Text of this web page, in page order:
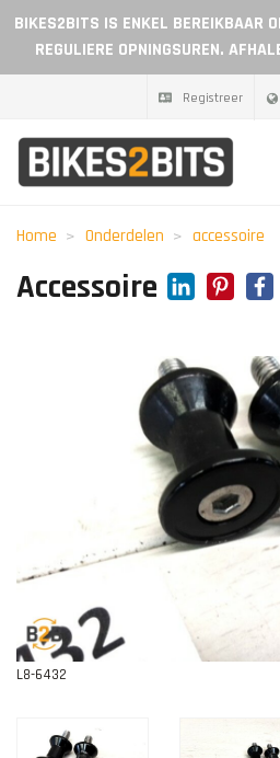
BIKES2BITS IS ENKEL BEREIKBAAR
REGULIERE OPNINGSUREN.
Registreer
Home
Contact
Home Onderdelen accessoire
Accessoire
L8-6432